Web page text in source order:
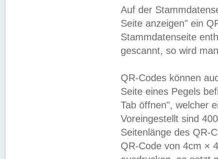
Auf der
Seite anzeigen" ein
Stammdatenseite
gescannt, so wird
QR-Codes können
Seite eines Pegels
Tab öffnen", welcher
Voreingestellt sind
Seitenlänge des QR-
QR-Code von 4cm ×